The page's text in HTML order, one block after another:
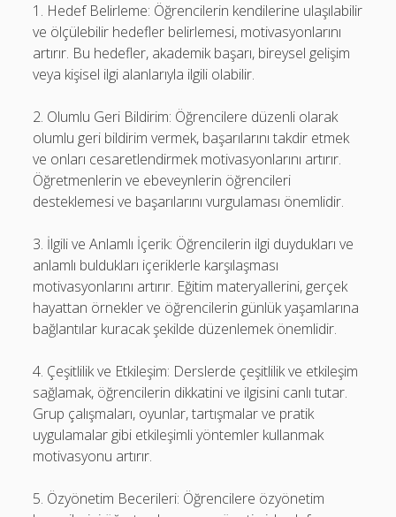
1. Hedef Belirleme: Öğrencilerin kendilerine ulaşılabilir
ve ölçülebilir hedefler belirlemesi, motivasyonlarını
artırır. Bu hedefler, akademik başarı, bireysel gelişim
veya kişisel ilgi alanlarıyla ilgili olabilir.
2. Olumlu Geri Bildirim: Öğrencilere düzenli olarak
olumlu geri bildirim vermek, başarılarını takdir etmek
ve onları cesaretlendirmek motivasyonlarını artırır.
Öğretmenlerin ve ebeveynlerin öğrencileri
desteklemesi ve başarılarını vurgulaması önemlidir.
3. İlgili ve Anlamlı İçerik: Öğrencilerin ilgi duydukları ve
anlamlı buldukları içeriklerle karşılaşması
motivasyonlarını artırır. Eğitim materyallerini, gerçek
hayattan örnekler ve öğrencilerin günlük yaşamlarına
bağlantılar kuracak şekilde düzenlemek önemlidir.
4. Çeşitlilik ve Etkileşim: Derslerde çeşitlilik ve etkileşim
sağlamak, öğrencilerin dikkatini ve ilgisini canlı tutar.
Grup çalışmaları, oyunlar, tartışmalar ve pratik
uygulamalar gibi etkileşimli yöntemler kullanmak
motivasyonu artırır.
5. Özyönetim Becerileri: Öğrencilere özyönetim